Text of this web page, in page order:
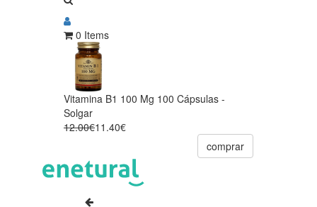
0 Items
Vitamina B1 100 Mg 100 Cápsulas -
Solgar
12.00€11.40€
comprar